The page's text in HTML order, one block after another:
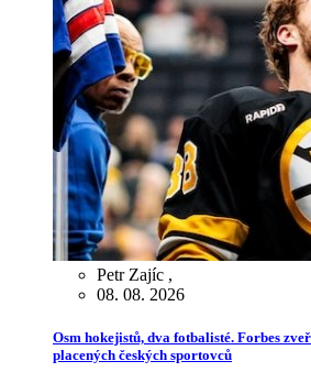
Petr Zajíc ,
08. 08. 2026
Osm hokejistů, dva fotbalisté. Forbes
placených českých sportovců